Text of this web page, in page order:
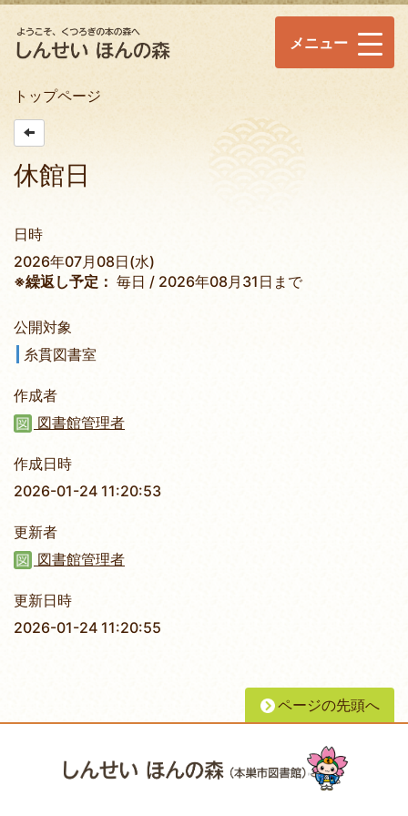
メニュー
トップページ
休館日
日時
2026年07月08日(水)
※繰返し予定： 毎日 / 2026年08月31日まで
公開対象
糸貫図書室
作成者
図書館管理者
作成日時
2026-01-24 11:20:53
更新者
図書館管理者
更新日時
2026-01-24 11:20:55
ページの先頭へ